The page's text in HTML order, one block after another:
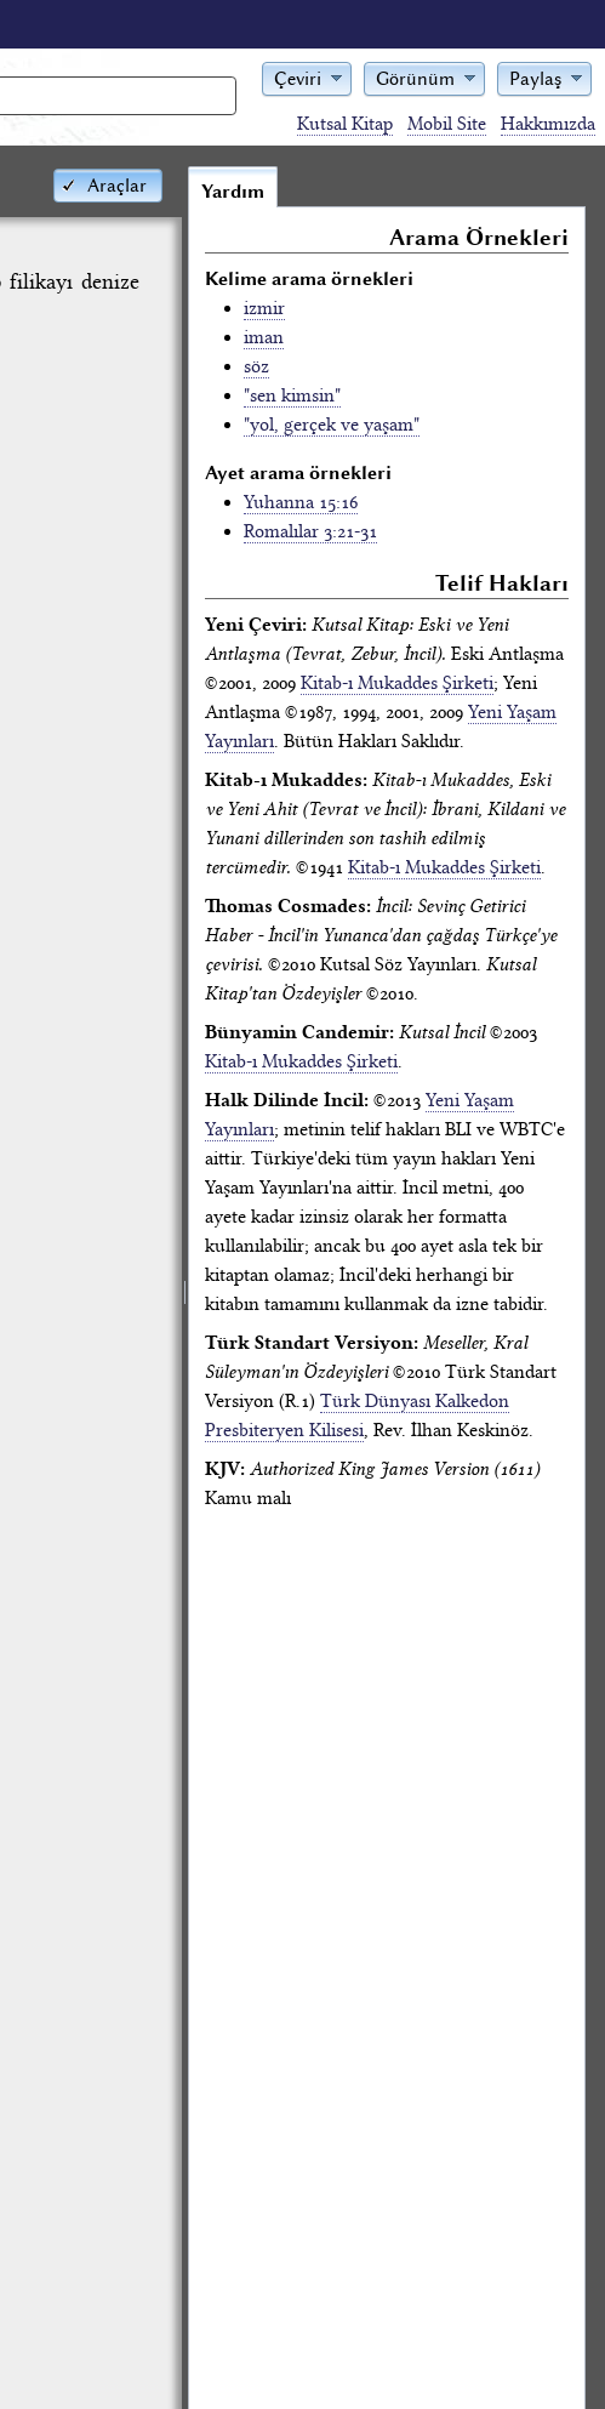
Çeviri Görünüm Paylaş
Kutsal Kitap Mobil Site Hakkımızda
Araçlar
filikayı denize
Yardım
Arama Örnekleri
Kelime arama örnekleri
izmir
iman
söz
"sen kimsin"
"yol, gerçek ve yaşam"
Ayet arama örnekleri
Yuhanna 15:16
Romalılar 3:21-31
Telif Hakları
Yeni Çeviri: Kutsal Kitap: Eski ve Yeni
Antlaşma (Tevrat, Zebur, İncil). Eski Antlaşma
©2001, 2009 Kitab-ı Mukaddes Şirketi; Yeni
Antlaşma ©1987, 1994, 2001, 2009 Yeni Yaşam
Yayınları. Bütün Hakları Saklıdır.
Kitab-ı Mukaddes: Kitab-ı Mukaddes, Eski
ve Yeni Ahit (Tevrat ve İncil): İbrani, Kildani ve
Yunani dillerinden son tashih edilmiş
tercümedir. ©1941 Kitab-ı Mukaddes Şirketi.
Thomas Cosmades: İncil: Sevinç Getirici
Haber - İncil'in Yunanca'dan çağdaş Türkçe'ye
çevirisi. ©2010 Kutsal Söz Yayınları. Kutsal
Kitap'tan Özdeyişler©2010.
Bünyamin Candemir: Kutsal İncil©2003
Kitab-ı Mukaddes Şirketi.
Halk Dilinde İncil: ©2013 Yeni Yaşam
Yayınları; metinin telif hakları BLI ve WBTC'e
aittir. Türkiye'deki tüm yayın hakları Yeni
Yaşam Yayınları'na aittir. İncil metni, 400
ayete kadar izinsiz olarak her formatta
kullanılabilir; ancak bu 400 ayet asla tek bir
kitaptan olamaz; İncil'deki herhangi bir
kitabın tamamını kullanmak da izne tabidir.
Türk Standart Versiyon: Meseller, Kral
Süleyman'ın Özdeyişleri©2010 Türk Standart
Versiyon (R.1) Türk Dünyası Kalkedon
Presbiteryen Kilisesi, Rev. İlhan Keskinöz.
KJV: Authorized King James Version (1611)
Kamu malı